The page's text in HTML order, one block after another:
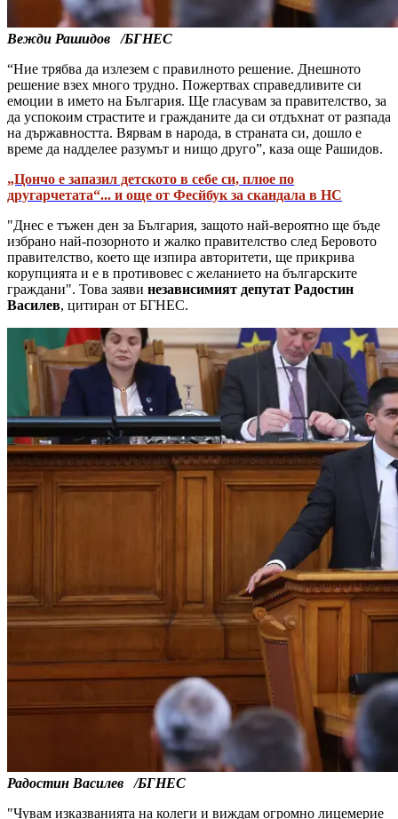
Вежди Рашидов /БГНЕС
“Ние трябва да излезем с правилното решение. Днешното
решение взех много трудно. Пожертвах справедливите си
емоции в името на България. Ще гласувам за правителство, за
да успокоим страстите и гражданите да си отдъхнат от разпада
на държавността. Вярвам в народа, в страната си, дошло е
време да надделее разумът и нищо друго”, каза още Рашидов.
„Цончо е запазил детското в себе си, плюе по
другарчетата“... и още от Фесйбук за скандала в НС
"Днес е тъжен ден за България, защото най-вероятно ще бъде
избрано най-позорното и жалко правителство след Беровото
правителство, което ще изпира авторитети, ще прикрива
корупцията и е в противовес с желанието на българските
граждани". Това заяви независимият депутат Радостин
Василев, цитиран от БГНЕС.
Радостин Василев /БГНЕС
"Чувам изказванията на колеги и виждам огромно лицемерие